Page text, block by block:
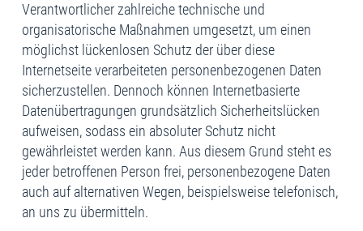
Verantwortlicher zahlreiche technische und
organisatorische Maßnahmen umgesetzt, um einen
möglichst lückenlosen Schutz der über diese
Internetseite verarbeiteten personenbezogenen Daten
sicherzustellen. Dennoch können Internetbasierte
Datenübertragungen grundsätzlich Sicherheitslücken
aufweisen, sodass ein absoluter Schutz nicht
gewährleistet werden kann. Aus diesem Grund steht es
jeder betroffenen Person frei, personenbezogene Daten
auch auf alternativen Wegen, beispielsweise telefonisch,
an uns zu übermitteln.